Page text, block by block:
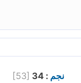
[53] نجم : 34